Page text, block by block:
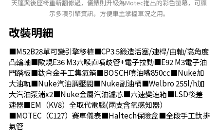
天篷與後座椅重新翻修過，儀錶則升級為Motec推出的彩色螢幕，可顯
示多項引擎資訊，方便車主掌握車況之用。
改裝明細
■M52B28單可變引擎移植■CP3.5鍛造活塞/連桿/曲軸/高角度
凸輪軸■歐規E36 M3六喉直噴歧管+電子拉動■E92 M3電子油
門踏板■鈦合金手工集氣箱■BOSCH噴油嘴850cc■Nuke加
大油軌■Nuke汽油調壓閥■Nuke副油桶■Welbro 255l/h加
大汽油泵浦x2■Nuke金屬汽油濾芯■六速變速箱■LSD後差
速器■EM（KV8）全取代電腦(兩支含氧感知器）
■MOTEC（C127）賽車儀表■Haltech保險盒■全段手工鈦排
氣管